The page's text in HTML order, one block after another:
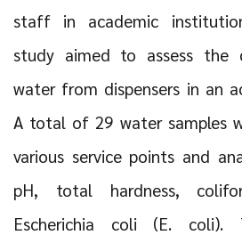
staff in academic
study aimed to assess the
water from dispensers in an
A total of 29 water samples
various service points and
pH, total hardness,
Escherichia coli (E. coli).